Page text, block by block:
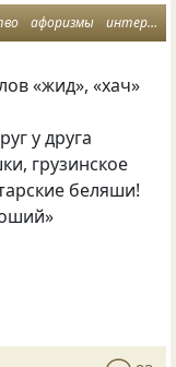
афоризмы интернационализм
«жид», «хач»
у друга
грузинское
беляши!